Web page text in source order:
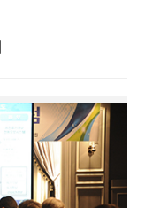
은 그동안 국정과
과 신뢰가 높아진
통해서 집행이사
정에 중요한 역할